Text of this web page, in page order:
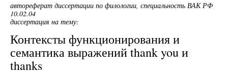
автореферат диссертации по филологии, специальность ВАК РФ
10.02.04
диссертация на тему:
Контексты функционирования и
семантика выражений thank you и
thanks